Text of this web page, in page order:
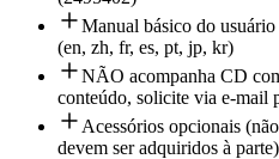
Manual básico do
(en, zh, fr, es, pt, jp, kr)
NÃO acompanha CD
conteúdo, solicite via e-mail
Acessórios opcionais
devem ser adquiridos à